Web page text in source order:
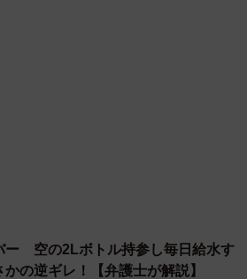
ー 空の2Lボトル持参し毎日給水す
の逆ギレ！【弁護士が解説】